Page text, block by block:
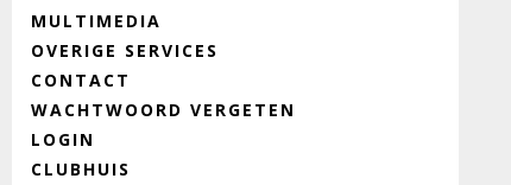
MULTIMEDIA
OVERIGE SERVICES
CONTACT
WACHTWOORD VERGETEN
LOGIN
CLUBHUIS